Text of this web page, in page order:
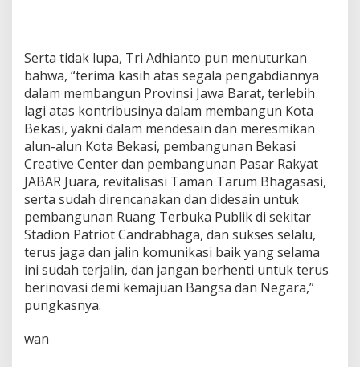
Serta tidak lupa, Tri Adhianto pun menuturkan
bahwa, “terima kasih atas segala pengabdiannya
dalam membangun Provinsi Jawa Barat, terlebih
lagi atas kontribusinya dalam membangun Kota
Bekasi, yakni dalam mendesain dan meresmikan
alun-alun Kota Bekasi, pembangunan Bekasi
Creative Center dan pembangunan Pasar Rakyat
JABAR Juara, revitalisasi Taman Tarum Bhagasasi,
serta sudah direncanakan dan didesain untuk
pembangunan Ruang Terbuka Publik di sekitar
Stadion Patriot Candrabhaga, dan sukses selalu,
terus jaga dan jalin komunikasi baik yang selama
ini sudah terjalin, dan jangan berhenti untuk terus
berinovasi demi kemajuan Bangsa dan Negara,”
pungkasnya.
wan